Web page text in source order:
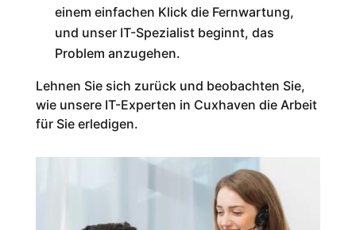
einem einfachen Klick die Fernwartung,
und unser IT-Spezialist beginnt, das
Problem anzugehen.
Lehnen Sie sich zurück und beobachten Sie,
wie unsere IT-Experten in Cuxhaven die Arbeit
für Sie erledigen.